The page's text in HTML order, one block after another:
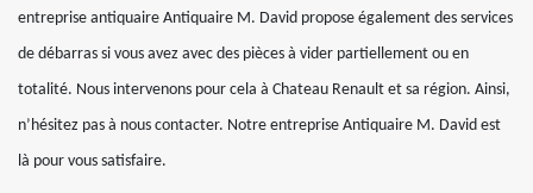
entreprise antiquaire Antiquaire M. David propose également des services
de débarras si vous avez avec des pièces à vider partiellement ou en
totalité. Nous intervenons pour cela à Chateau Renault et sa région. Ainsi,
n’hésitez pas à nous contacter. Notre entreprise Antiquaire M. David est
là pour vous satisfaire.